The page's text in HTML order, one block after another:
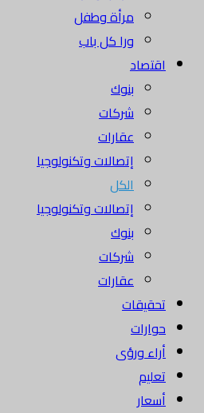
مرأة وطفل
ورا كل باب
اقتصاد
بنوك
شركات
عقارات
إتصالات وتكنولوجيا
الكل
إتصالات وتكنولوجيا
بنوك
شركات
عقارات
تحقيقات
حوارات
أراء ورؤى
تعليم
أسعار